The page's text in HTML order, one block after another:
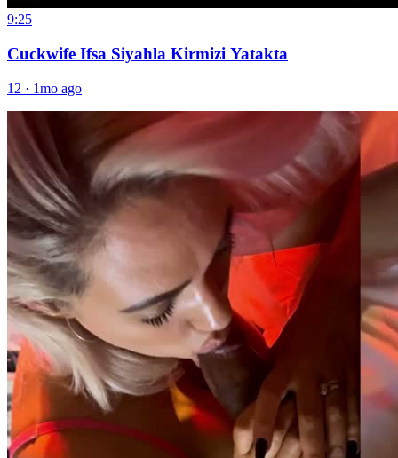
9:25
Cuckwife Ifsa Siyahla Kirmizi Yatakta
12 · 1mo ago